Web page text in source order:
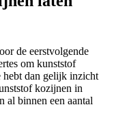
de eerstvolgende
om kunststof
hebt dan gelijk inzicht
kozijnen in
al binnen een aantal